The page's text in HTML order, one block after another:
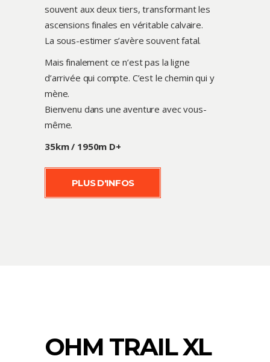
souvent aux deux tiers, transformant les
ascensions finales en véritable calvaire.
La sous-estimer s’avère souvent fatal.
Mais finalement ce n’est pas la ligne
d’arrivée qui compte. C’est le chemin qui y
mène.
Bienvenu dans une aventure avec vous-
même.
35km / 1950m D+
PLUS D'INFOS
OHM TRAIL XL